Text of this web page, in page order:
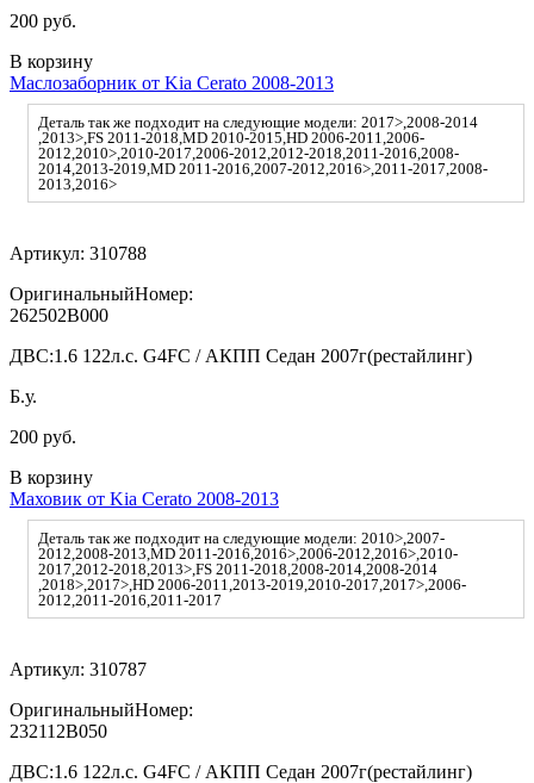
200 руб.
В корзину
Маслозаборник от Kia Cerato 2008-2013
Деталь так же подходит на следующие модели: 2017>,2008-2014
,2013>,FS 2011-2018,MD 2010-2015,HD 2006-2011,2006-
2012,2010>,2010-2017,2006-2012,2012-2018,2011-2016,2008-
2014,2013-2019,MD 2011-2016,2007-2012,2016>,2011-2017,2008-
2013,2016>
Артикул: 310788
ОригинальныйНомер:
262502B000
ДВС:1.6 122л.с. G4FC / АКПП Седан 2007г(рестайлинг)
Б.у.
200 руб.
В корзину
Маховик от Kia Cerato 2008-2013
Деталь так же подходит на следующие модели: 2010>,2007-
2012,2008-2013,MD 2011-2016,2016>,2006-2012,2016>,2010-
2017,2012-2018,2013>,FS 2011-2018,2008-2014,2008-2014
,2018>,2017>,HD 2006-2011,2013-2019,2010-2017,2017>,2006-
2012,2011-2016,2011-2017
Артикул: 310787
ОригинальныйНомер:
232112B050
ДВС:1.6 122л.с. G4FC / АКПП Седан 2007г(рестайлинг)